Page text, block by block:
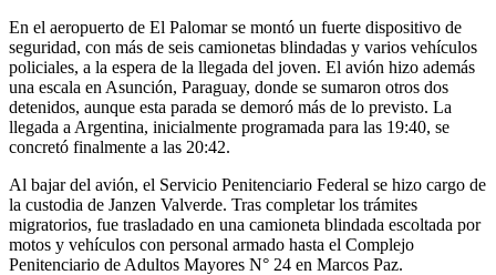
En el aeropuerto de El Palomar se montó un fuerte dispositivo de
seguridad, con más de seis camionetas blindadas y varios vehículos
policiales, a la espera de la llegada del joven. El avión hizo además
una escala en Asunción, Paraguay, donde se sumaron otros dos
detenidos, aunque esta parada se demoró más de lo previsto. La
llegada a Argentina, inicialmente programada para las 19:40, se
concretó finalmente a las 20:42.
Al bajar del avión, el Servicio Penitenciario Federal se hizo cargo de
la custodia de Janzen Valverde. Tras completar los trámites
migratorios, fue trasladado en una camioneta blindada escoltada por
motos y vehículos con personal armado hasta el Complejo
Penitenciario de Adultos Mayores N° 24 en Marcos Paz.